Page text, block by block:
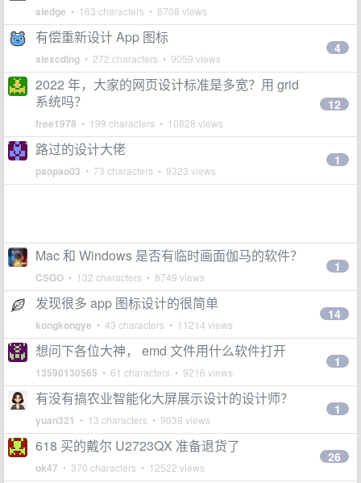
sledge • 163 characters • 8708 views
有偿重新设计 App 图标
alexcding • 272 characters • 9059 views
4
2022 年，大家的网页设计标准是多宽？用 grid
系统吗？
free1978 • 199 characters • 10828 views
12
路过的设计大佬
paopao03 • 73 characters • 9323 views
1
Mac 和 Windows 是否有临时画面伽马的软件？
CSGO • 132 characters • 8749 views
1
发现很多 app 图标设计的很简单
kongkongye • 43 characters • 11214 views
14
想问下各位大神， emd 文件用什么软件打开
13590130565 • 61 characters • 9216 views
1
有没有搞农业智能化大屏展示设计的设计师？
yuan321 • 13 characters • 9038 views
1
618 买的戴尔 U2723QX 准备退货了
ok47 • 370 characters • 12522 views
26